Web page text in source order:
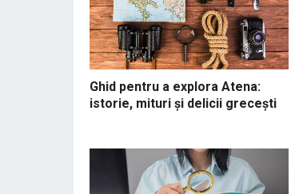
Ghid pentru a explora Atena:
istorie, mituri și delicii grecești